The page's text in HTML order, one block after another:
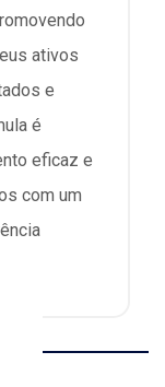
ativos
e
é
eficaz e
com um